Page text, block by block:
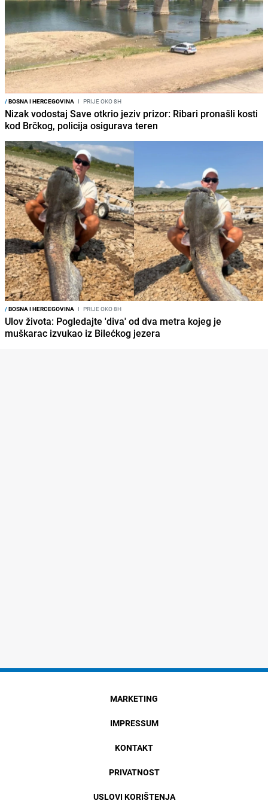
/BOSNA I HERCEGOVINA I PRIJE OKO 8H
Nizak vodostaj Save otkrio jeziv prizor: Ribari pronašli kosti
kod Brčkog, policija osigurava teren
/BOSNA I HERCEGOVINA I PRIJE OKO 8H
Ulov života: Pogledajte 'diva' od dva metra kojeg je
muškarac izvukao iz Bilećkog jezera
MARKETING
IMPRESSUM
KONTAKT
PRIVATNOST
USLOVI KORIŠTENJA